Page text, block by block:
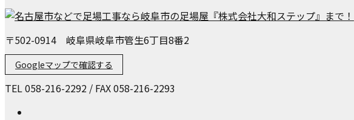
〒502-0914 岐阜県岐阜市管生6丁目8番2
Googleマップで確認する
TEL 058-216-2292 / FAX 058-216-2293